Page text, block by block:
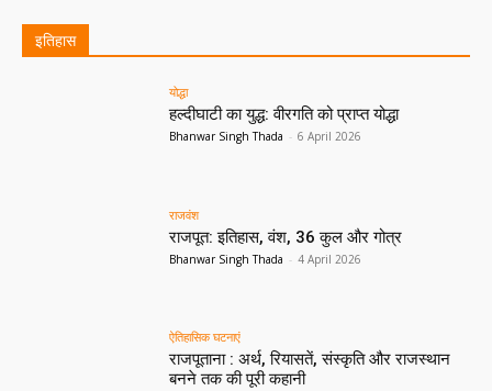
इतिहास
योद्धा
हल्दीघाटी का युद्ध: वीरगति को प्राप्त योद्धा
Bhanwar Singh Thada - 6 April 2026
राजवंश
राजपूत: इतिहास, वंश, 36 कुल और गोत्र
Bhanwar Singh Thada - 4 April 2026
ऐतिहासिक घटनाएं
राजपूताना : अर्थ, रियासतें, संस्कृति और राजस्थान
बनने तक की पूरी कहानी